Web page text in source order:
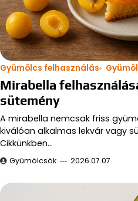
Gyümölcs felhasználás
Mirabella
sütemény
A mirabella nemcsak friss
kiválóan alkalmas lekvár vagy
Cikkünkben…
Gyümölcsök 2026.07.07.